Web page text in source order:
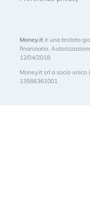
Money.it è una testata
finanziario.
12/04/2018.
Money.it srl a socio unico
13586361001